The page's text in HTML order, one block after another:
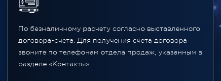
По безналичному расчету согласно выставленного
договора-счета. Для получения счета договора
звоните по телефонам отдела продаж, указанным в
разделе «Контакты»